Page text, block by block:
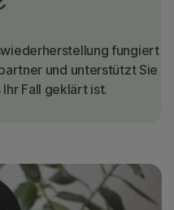
fungiert
und unterstützt Sie
Fall geklärt ist.